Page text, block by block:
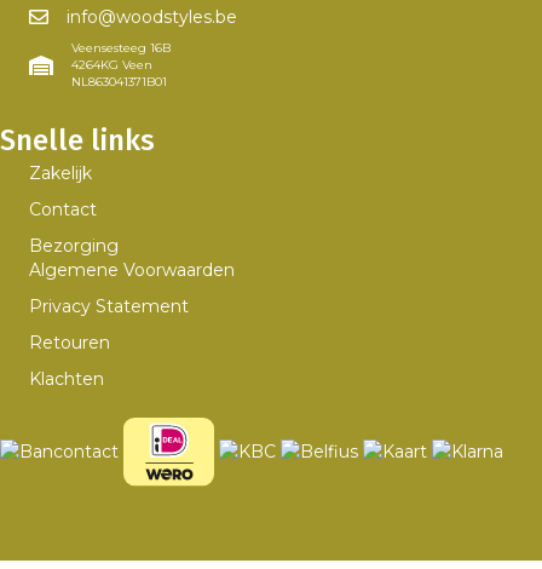
info@woodstyles.be
Veensesteeg 16B
4264KG Veen
NL863041371B01
Snelle links
Zakelijk
Contact
Bezorging
Algemene Voorwaarden
Privacy Statement
Retouren
Klachten